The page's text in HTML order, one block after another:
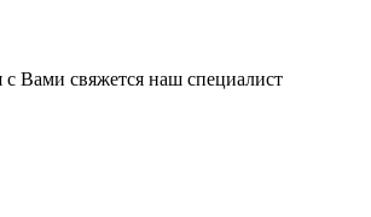
Вами свяжется наш специалист